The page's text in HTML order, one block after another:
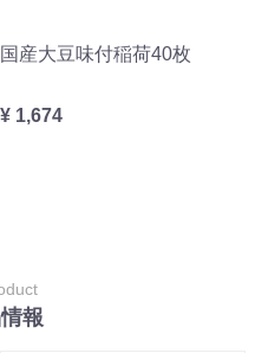
国産大豆味付稲荷40枚
¥ 1,674
報